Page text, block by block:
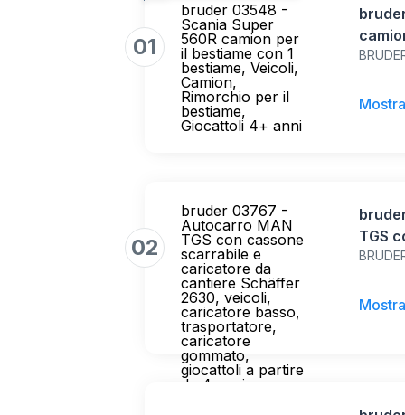
01
bruder 03548 -
Scania Super
560R camion per
il bestiame con 1
bestiame, Veicoli,
Camion,
Rimorchio per il
bestiame,
Giocattoli 4+ anni
4+
02
bruder 03767 -
Autocarro MAN
TGS con cassone
scarrabile e
caricatore da
cantiere Schäffer
2630, veicoli,
caricatore basso,
trasportatore,
caricatore
gommato,
giocattoli a partire
da 4 anni
TGS